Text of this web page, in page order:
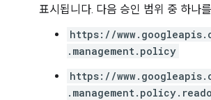
표시됩니다. 다음 승인 범위 중 하나
https://
.management.policy
https://